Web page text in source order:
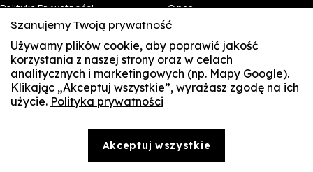
Polityka Prywatności
RODO
Identyfikacja wizualna
O nas
Rekrutacja
Studia
Kontakt
Biznes
Wynajem sal
Targi pracy
Student
Multis Multum
Treści zawarte na stronie www.wszib.edu.pl oraz jej podstronach stanowią, o ile nie wskazano
Szanujemy Twoją prywatność
Używamy plików cookie, aby poprawić jakość
korzystania z naszej strony oraz w celach
analitycznych i marketingowych (np. Mapy Google).
Klikając „Akceptuj wszystkie”, wyrażasz zgodę na ich
użycie. Polityka prywatności
Akceptuj wszystkie